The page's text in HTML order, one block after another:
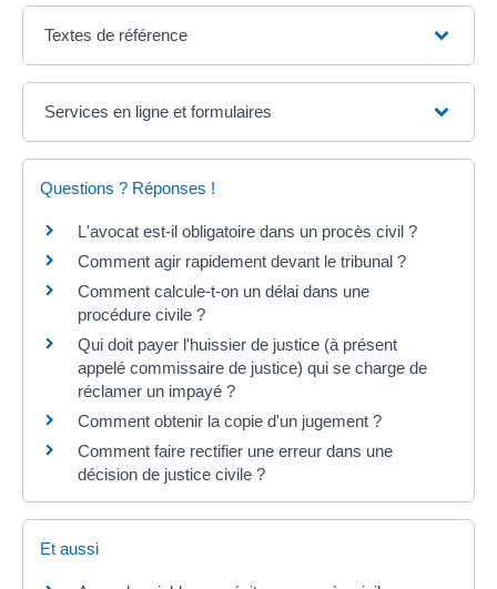
Textes de référence
Services en ligne et formulaires
Questions ? Réponses !
L'avocat est-il obligatoire dans un procès civil ?
Comment agir rapidement devant le tribunal ?
Comment calcule-t-on un délai dans une
procédure civile ?
Qui doit payer l'huissier de justice (à présent
appelé commissaire de justice) qui se charge de
réclamer un impayé ?
Comment obtenir la copie d'un jugement ?
Comment faire rectifier une erreur dans une
décision de justice civile ?
Et aussi